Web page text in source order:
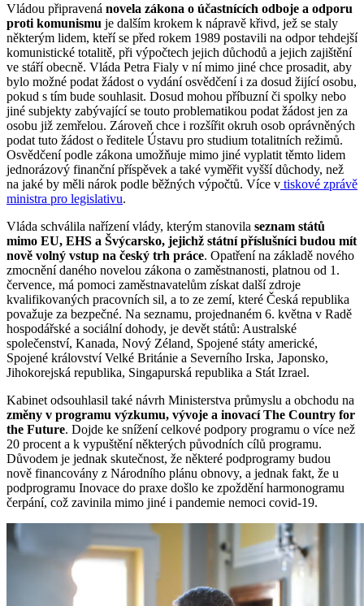
Vládou připravená novela zákona o účastnících odboje a odporu
proti komunismu je dalším krokem k nápravě křivd, jež se staly
některým lidem, kteří se před rokem 1989 postavili na odpor tehdejší
komunistické totalitě, při výpočtech jejich důchodů a jejich zajištění
ve stáří obecně. Vláda Petra Fialy v ní mimo jiné chce prosadit, aby
bylo možné podat žádost o vydání osvědčení i za dosud žijící osobu,
pokud s tím bude souhlasit. Dosud mohou příbuzní či spolky nebo
jiné subjekty zabývající se touto problematikou podat žádost jen za
osobu již zemřelou. Zároveň chce i rozšířit okruh osob oprávněných
podat tuto žádost o ředitele Ústavu pro studium totalitních režimů.
Osvědčení podle zákona umožňuje mimo jiné vyplatit těmto lidem
jednorázový finanční příspěvek a také vyměřit vyšší důchody, než
na jaké by měli nárok podle běžných výpočtů. Více v tiskové zprávě
ministra pro legislativu.
Vláda schválila nařízení vlády, kterým stanovila seznam států
mimo EU, EHS a Švýcarsko, jejichž státní příslušníci budou mít
nově volný vstup na český trh práce. Opatření na základě nového
zmocnění daného novelou zákona o zaměstnanosti, platnou od 1.
července, má pomoci zaměstnavatelům získat další zdroje
kvalifikovaných pracovních sil, a to ze zemí, které Česká republika
považuje za bezpečné. Na seznamu, projednaném 6. května v Radě
hospodářské a sociální dohody, je devět států: Australské
společenství, Kanada, Nový Zéland, Spojené státy americké,
Spojené království Velké Británie a Severního Irska, Japonsko,
Jihokorejská republika, Singapurská republika a Stát Izrael.
Kabinet odsouhlasil také návrh Ministerstva průmyslu a obchodu na
změny v programu výzkumu, vývoje a inovací The Country for
the Future. Dojde ke snížení celkové podpory programu o více než
20 procent a k vypuštění některých původních cílů programu.
Důvodem je jednak skutečnost, že některé podprogramy budou
nově financovány z Národního plánu obnovy, a jednak fakt, že u
podprogramu Inovace do praxe došlo ke zpoždění harmonogramu
čerpání, což zavinila mimo jiné i pandemie nemoci covid-19.